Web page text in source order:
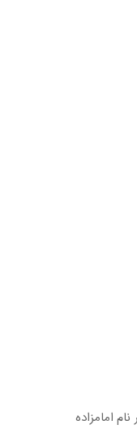
امامزاده